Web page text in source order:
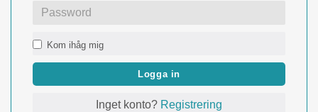
Kom ihåg mig
Logga in
Inget konto? Registrering